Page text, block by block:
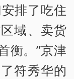
排了吃住
域、卖货
衡。”京津
符秀华的